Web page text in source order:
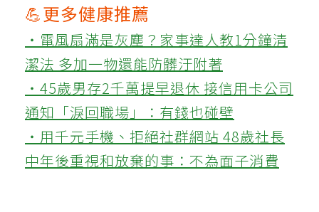
💪更多健康推薦
‧電風扇滿是灰塵？家事達人教1分鐘清
潔法 多加一物還能防髒汙附著
‧45歲男存2千萬提早退休 接信用卡公司
通知「淚回職場」：有錢也碰壁
‧用千元手機、拒絕社群網站 48歲社長
中年後重視和放棄的事：不為面子消費